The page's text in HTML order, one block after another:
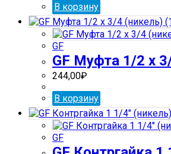
В корзину
GF
GF Муфта 1/2 х
244,00₽
В корзину
GF